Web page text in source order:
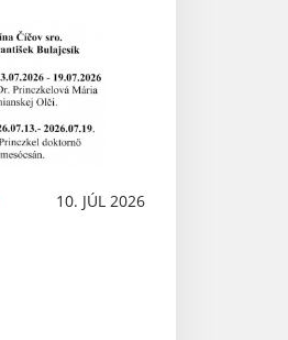
10. JÚL 2026